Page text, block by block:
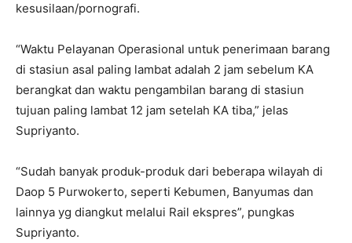
kesusilaan/pornografi.
“Waktu Pelayanan Operasional untuk penerimaan barang
di stasiun asal paling lambat adalah 2 jam sebelum KA
berangkat dan waktu pengambilan barang di stasiun
tujuan paling lambat 12 jam setelah KA tiba,” jelas
Supriyanto.
“Sudah banyak produk-produk dari beberapa wilayah di
Daop 5 Purwokerto, seperti Kebumen, Banyumas dan
lainnya yg diangkut melalui Rail ekspres”, pungkas
Supriyanto.